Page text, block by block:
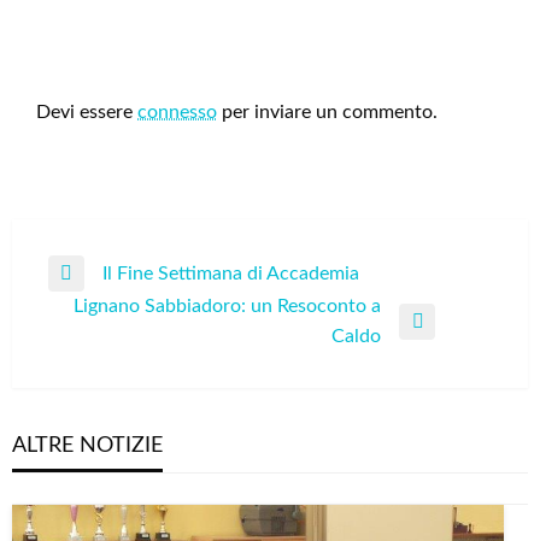
Devi essere connesso per inviare un commento.
Navigazione
articoli
Previous
Post
Il Fine Settimana di Accademia
Lignano Sabbiadoro: un Resoconto a
Caldo
ALTRE NOTIZIE